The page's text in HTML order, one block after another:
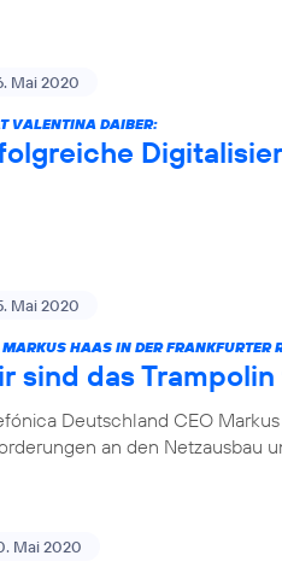
Mai 2020
VALENTINA DAIBER:
Mai 2020
MARKUS HAAS IN DER FRANKFURTER
sind das
Deutschland CEO
an den Netzausbau
Mai 2020